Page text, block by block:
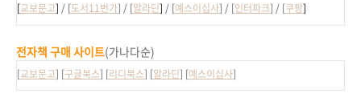
[교보문고] / [도서11번가] / [알라딘] / [예스이십사] / [인터파크] / [쿠팡]
전자책 구매 사이트(가나다순)
[교보문고] [구글북스] [리디북스] [알라딘] [예스이십사]